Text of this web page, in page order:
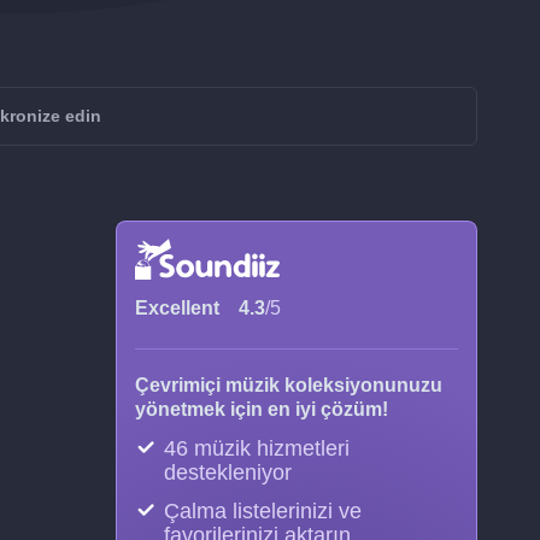
edin
Excellent 4.3/5
Çevrimiçi müzik koleksiyonunuzu
yönetmek için en iyi çözüm!
46 müzik hizmetleri
destekleniyor
Çalma listelerinizi ve
favorilerinizi aktarın